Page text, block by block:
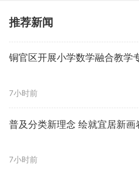
图为控烟科普讲座
院。
5月27日下午，控
走进铜陵学院，近百
烟的健康危害，重点
推荐新闻
铜官区开展小学数学融合教学
7小时前
普及分类新理念 绘就宜居新画
7小时前